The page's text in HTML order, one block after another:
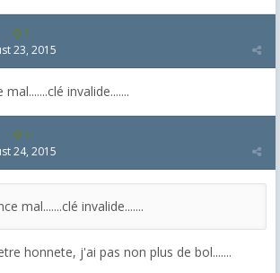
1
23, 2015
invalide.......
1
24, 2015
mal.......clé invalide.......
honnete, j'ai pas non plus de bol.......